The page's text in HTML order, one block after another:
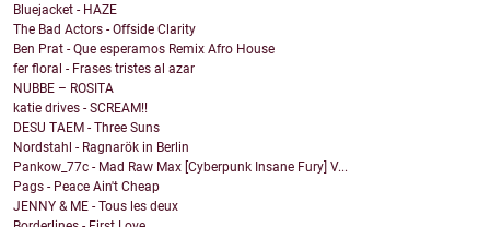
Bluejacket - HAZE
The Bad Actors - Offside Clarity
Ben Prat - Que esperamos Remix Afro House
fer floral - Frases tristes al azar
NUBBE – ROSITA
katie drives - SCREAM!!
DESU TAEM - Three Suns
Nordstahl - Ragnarök in Berlin
Pankow_77c - Mad Raw Max [Cyberpunk Insane Fury] V...
Pags - Peace Ain't Cheap
JENNY & ME - Tous les deux